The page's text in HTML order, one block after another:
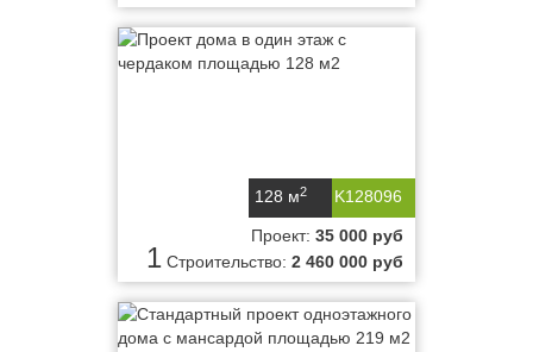
K128096
128 м2
1
Проект: 35 000 руб
Строительство: 2 460 000 руб